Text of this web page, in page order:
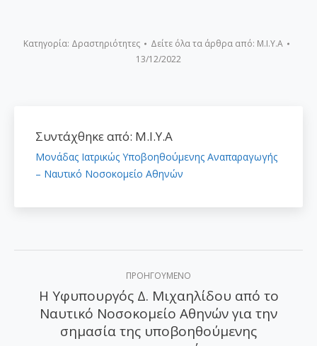
Κατηγορία: Δραστηριότητες Δείτε όλα τα άρθρα από: Μ.Ι.Υ.Α
13/12/2022
Συντάχθηκε από: Μ.Ι.Υ.Α
Μονάδας Ιατρικώς Υποβοηθούμενης Αναπαραγωγής
– Ναυτικό Νοσοκομείο Αθηνών
navigation
ΠΡΟΗΓΟΎΜΕΝΟ
Προηγούμενο
άρθρο:
Η Υφυπουργός Δ. Μιχαηλίδου από το
Ναυτικό Νοσοκομείο Αθηνών για την
σημασία της υποβοηθούμενης